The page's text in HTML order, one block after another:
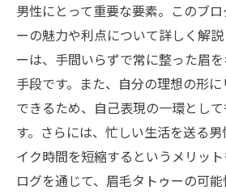
男性にとって重要な要素。このブ
ーの魅力や利点について詳しく解
ーは、手間いらずで常に整った眉
手段です。また、自分の理想の形
できるため、自己表現の一環とし
す。さらには、忙しい生活を送る
イク時間を短縮するというメリッ
ログを通じて、眉毛タトゥーの可